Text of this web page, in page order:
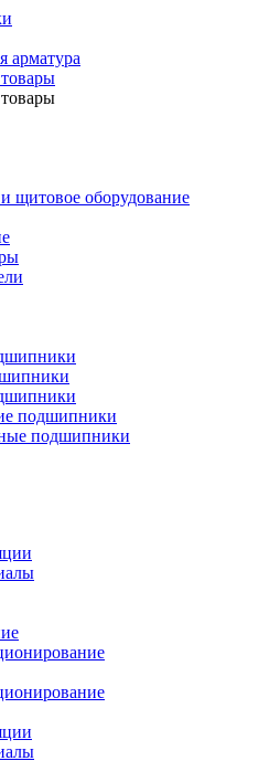
арматура
щитовое оборудование
подшипники
подшипники